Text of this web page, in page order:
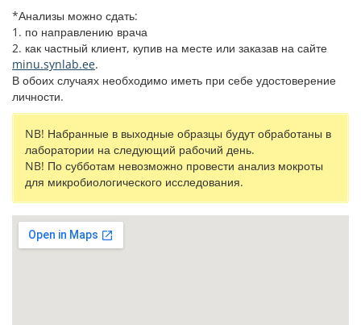
*Анализы можно сдать:
1. по направлению врача
2. как частный клиент, купив на месте или заказав на сайте
minu.synlab.ee.
В обоих случаях необходимо иметь при себе удостоверение
личности.
NB! Набранные в выходные образцы будут обработаны в
лаборатории на следующий рабочий день.
NB! По субботам невозможно провести анализ мокроты
для микробиологического исследования.